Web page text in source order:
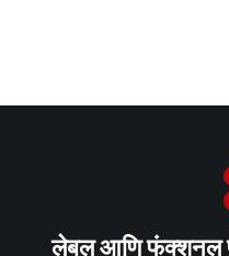
लेबल आणि फंक्शनल